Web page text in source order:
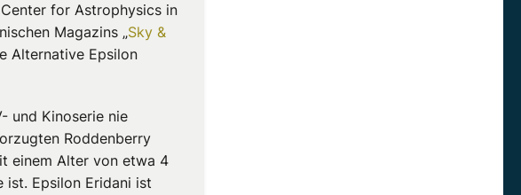
for Astrophysics in
Magazins „Sky &
Alternative Epsilon
und Kinoserie nie
Roddenberry
einem Alter von etwa 4
ist. Epsilon Eridani ist